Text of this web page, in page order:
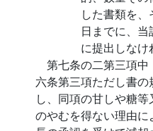
した書類を
日までに、
に提出しなけ
第七条の二第三項
六条第三項ただし書
し、同項の甘しや糖
のやむを得ない理由